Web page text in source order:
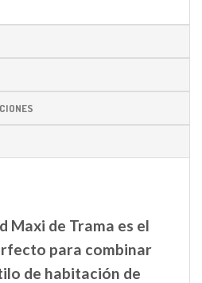
Maxi de Trama es el
para combinar
de habitación de